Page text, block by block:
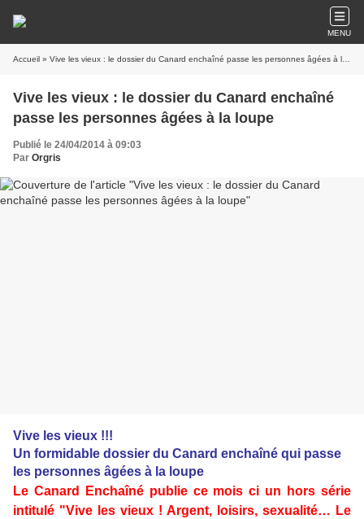
MENU
Accueil » Vive les vieux : le dossier du Canard enchaîné passe les personnes âgées à la loupe
Vive les vieux : le dossier du Canard enchaîné
passe les personnes âgées à la loupe
Publié le 24/04/2014 à 09:03
Par Orgris
Vive les vieux !!!
Un formidable dossier du Canard enchaîné qui passe
les personnes âgées à la loupe
Le Canard Enchaîné publie ce mois ci un hors série
intitulé "Vive les vieux ! Argent, loisirs, sexualité… Le